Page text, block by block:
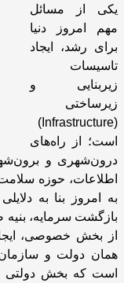
یکی از مسائل
مهم امروز دنیا
برای رشد، ایجاد
تاسیسات
زیربنایی و
زیرساختی
(
Infrastructure
)
است؛ از راه‌های
درون‌شهری و
اطلاعات، حوزه
به امروز بنا به
بازگشت سرمایه،
از بخش خصوصی،
همان دولت و
است که بخش دولتی